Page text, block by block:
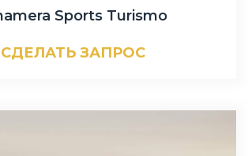
Sports Turismo
СДЕЛАТЬ ЗАПРОС